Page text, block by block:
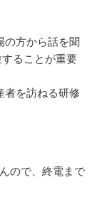
の方から話を聞
ることが重要
者を訪ねる研修
ので、終電まで